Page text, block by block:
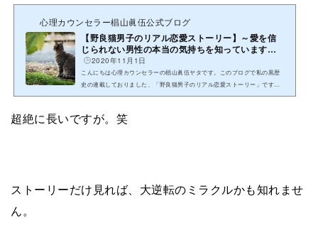
心理カウンセラー椙山眞伍公式ブログ
【野良猫男子のリアル恋愛ストーリー】～愛を信
じられない男性の本当の気持ちを知っています
か？～
2020年11月1日
こんにちは心理カウンセラーの椙山眞伍ヤタです。このブログで私の黒歴
史の連載しておりました、「野良猫男子のリアル恋愛ストーリー」ですが
もっと読みやすくして欲しい！との要望がありましたので、こちらのペ...
超絶に長いですが。笑
ストーリーだけ見れば、大逆転のミラクルかも知れませ
ん。